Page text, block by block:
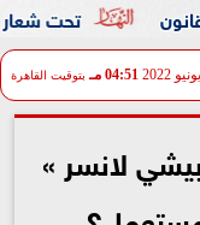
تحت شعار «خدمة
04:51 مـ بتوقيت القاهرة
لانسر »